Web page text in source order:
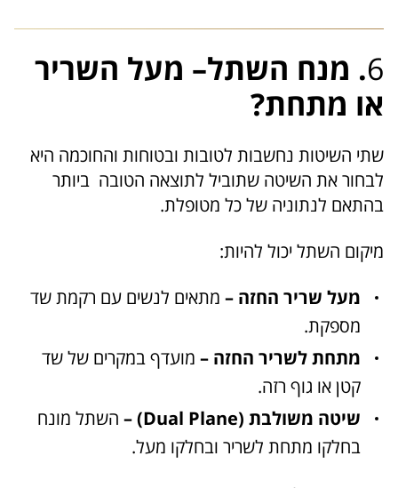
6. מנח השתל– מעל השריר
או מתחת?
שתי השיטות נחשבות לטובות ובטוחות והחוכמה היא
לבחור את השיטה שתוביל לתוצאה הטובה ביותר
בהתאם לנתוניה של כל מטופלת.
מיקום השתל יכול להיות:
מעל שריר החזה – מתאים לנשים עם רקמת שד
מספקת.
מתחת לשריר החזה – מועדף במקרים של שד
קטן או גוף רזה.
שיטה משולבת (Dual Plane) –
השתל מונח
בחלקו מתחת לשריר ובחלקו מעל.